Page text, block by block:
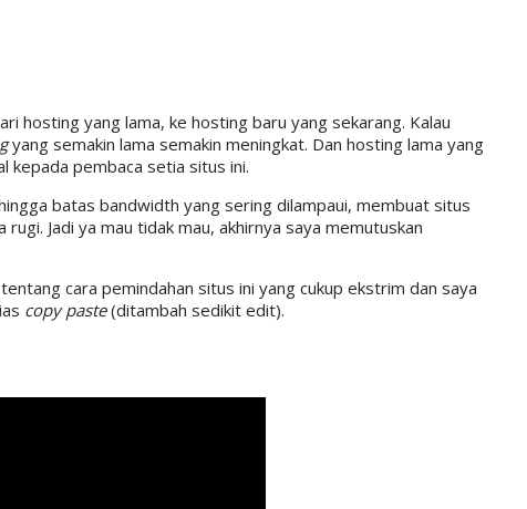
hosting yang lama, ke hosting baru yang sekarang. Kalau
yang semakin lama semakin meningkat. Dan hosting lama yang
kepada pembaca setia situs ini.
batas bandwidth yang sering dilampaui, membuat situs
Jadi ya mau tidak mau, akhirnya saya memutuskan
cara pemindahan situs ini yang cukup ekstrim dan saya
copy paste(ditambah sedikit edit).